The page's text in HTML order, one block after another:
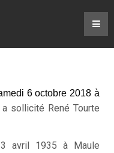
6 octobre 2018 à
sollicité René Tourte
avril 1935 à Maule